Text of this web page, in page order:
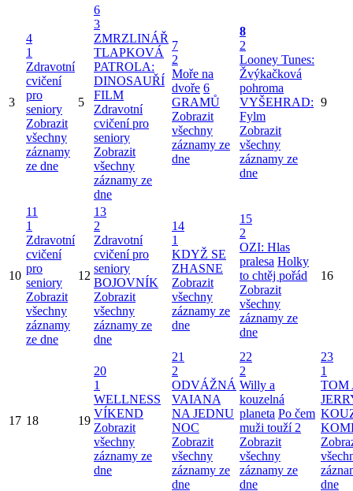
3
4
1
Zdravotní
cvičení
pro
seniory
Zobrazit
všechny
záznamy
ze dne
5
6
3
ZMRZLINÁŘ
TLAPKOVÁ
PATROLA:
DINOSAUŘÍ
FILM
Zdravotní
cvičení pro
seniory
Zobrazit
všechny
záznamy ze
dne
7
2
Moře na
dvoře 6
GRAMŮ
Zobrazit
všechny
záznamy ze
dne
8
2
Looney Tunes:
Žvýkačková
pohroma
VYŠEHRAD:
Fylm
Zobrazit
všechny
záznamy ze
dne
9
10
11
1
Zdravotní
cvičení
pro
seniory
Zobrazit
všechny
záznamy
ze dne
12
13
2
Zdravotní
cvičení pro
seniory
BOJOVNÍK
Zobrazit
všechny
záznamy ze
dne
14
1
KDYŽ SE
ZHASNE
Zobrazit
všechny
záznamy ze
dne
15
2
OZI: Hlas
pralesa Holky
to chtěj pořád
Zobrazit
všechny
záznamy ze
dne
16
17 18 19
20
1
WELLNESS
VÍKEND
Zobrazit
všechny
záznamy ze
dne
21
2
ODVÁŽNÁ
VAIANA
NA JEDNU
NOC
Zobrazit
všechny
záznamy ze
dne
22
2
Willy a
kouzelná
planeta Po čem
muži touží 2
Zobrazit
všechny
záznamy ze
dne
23
1
TOM
dne